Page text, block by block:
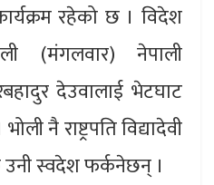
रहेको छ । विदेश
(मंगलवार) नेपाली
देउवालाई भेटघाट
नै राष्ट्रपति विद्यादेवी
उनी स्वदेश फर्कनेछन् ।